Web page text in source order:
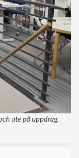
ute på uppdrag.